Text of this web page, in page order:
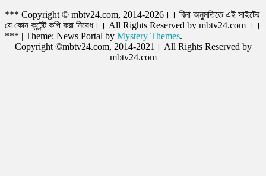
*** Copyright © mbtv24.com, 2014-2026।। বিনা অনুমতিতে এই সাইটের
যে কোন কন্টেন্ট কপি করা নিষেধ।। All Rights Reserved by mbtv24.com ।।
*** | Theme: News Portal by Mystery Themes.
Copyright ©mbtv24.com, 2014-2021। All Rights Reserved by
mbtv24.com